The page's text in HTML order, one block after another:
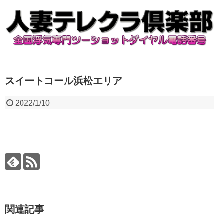
スイートコール浜松エリア
2022/1/10
関連記事